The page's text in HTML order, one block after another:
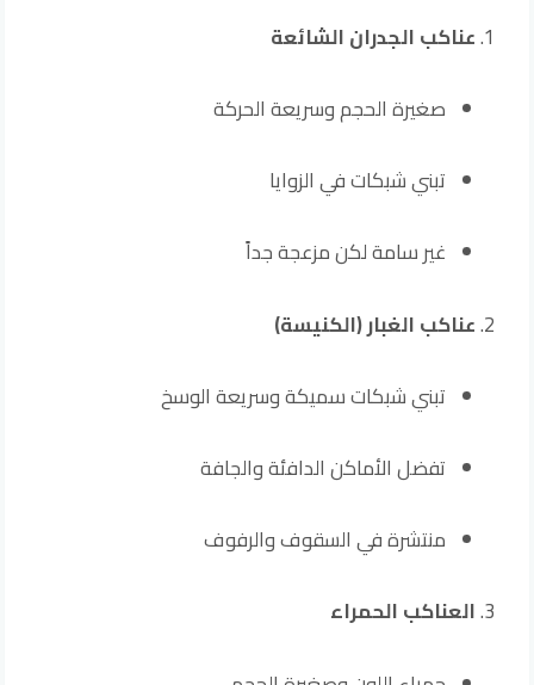
عناكب الجدران الشائعة
صغيرة الحجم وسريعة الحركة
تبني شبكات في الزوايا
غير سامة لكن مزعجة جداً
عناكب الغبار (الكنيسة)
تبني شبكات سميكة وسريعة الوسخ
تفضل الأماكن الدافئة والجافة
منتشرة في السقوف والرفوف
العناكب الحمراء